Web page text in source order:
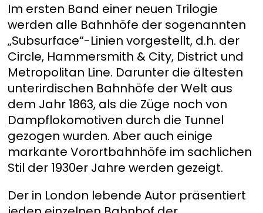
Im ersten Band einer neuen Trilogie
werden alle Bahnhöfe der sogenannten
„Subsurface“-Linien vorgestellt, d.h. der
Circle, Hammersmith & City, District und
Metropolitan Line. Darunter die ältesten
unterirdischen Bahnhöfe der Welt aus
dem Jahr 1863, als die Züge noch von
Dampflokomotiven durch die Tunnel
gezogen wurden. Aber auch einige
markante Vorortbahnhöfe im sachlichen
Stil der 1930er Jahre werden gezeigt.
Der in London lebende Autor präsentiert